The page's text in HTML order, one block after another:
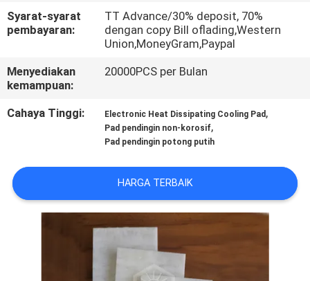
BERITA
KASUS
SITEMAP
POLICY
Syarat-syarat
pembayaran:
TT Advance/30% deposit, 70%
dengan copy Bill oflading,Western
Union,MoneyGram,Paypal
Menyediakan
kemampuan:
20000PCS per Bulan
Cahaya Tinggi: Electronic Heat Dissipating Cooling Pad ,
Pad pendingin non-korosif,
Pad pendingin potong putih
HARGA TERBAIK